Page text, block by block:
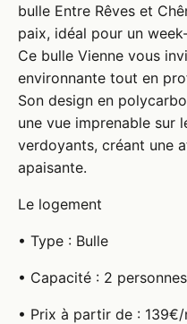
bulle Entre Rêves et
paix, idéal pour un
Ce bulle Vienne vous
environnante tout en
Son design en
une vue imprenable sur
verdoyants, créant une
apaisante.
Le logement
• Type : Bulle
• Capacité : 2 personnes
• Prix à partir de :